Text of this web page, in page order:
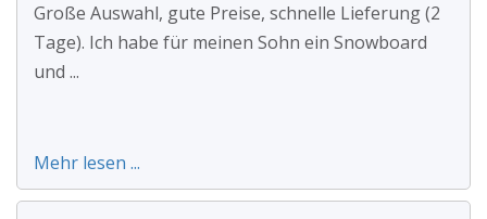
Große Auswahl, gute Preise, schnelle Lieferung (2
Tage). Ich habe für meinen Sohn ein Snowboard
und ...
Mehr lesen ...